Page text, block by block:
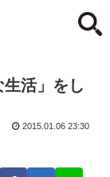
活」をし
2015.01.06 23:30